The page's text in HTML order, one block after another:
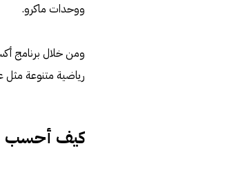
ووحدات ماكرو.
رياضية متنوعة مثل
كيف أحسب